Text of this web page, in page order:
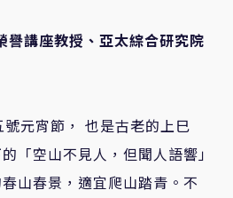
譽講座教授、亞太綜合研究院
元宵節， 也是古老的上巳
「空山不見人，但聞人語響」
山春景，適宜爬山踏青。不